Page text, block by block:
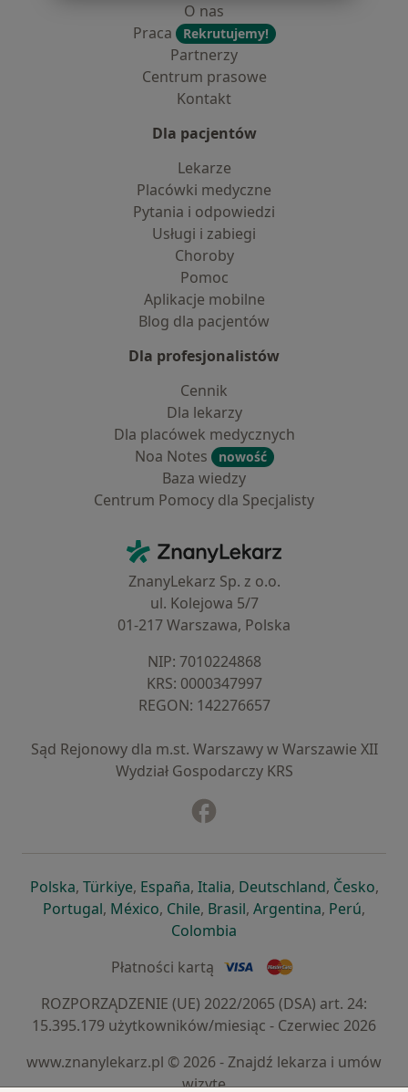
O nas
Praca
Rekrutujemy!
Partnerzy
Centrum prasowe
Kontakt
Dla pacjentów
Lekarze
Placówki medyczne
Pytania i odpowiedzi
Usługi i zabiegi
Choroby
Pomoc
Aplikacje mobilne
Blog dla pacjentów
Dla profesjonalistów
Cennik
Dla lekarzy
Dla placówek medycznych
Noa Notes
nowość
Baza wiedzy
Centrum Pomocy dla Specjalisty
ZnanyLekarz - Strona główna
ZnanyLekarz Sp. z o.o.
ul. Kolejowa 5/7
01-217 Warszawa, Polska
NIP: ⁠7010224868
KRS: ⁠0000347997
REGON: ⁠142276657
Sąd Rejonowy dla m.st. Warszawy w Warszawie XII
Wydział Gospodarczy KRS
Polskaotwiera się w nowej karcie
, Türkiyeotwiera się w nowej karcie
, Españaotwiera się w nowej karcie
, Italiaotwiera się w nowej
, Deutschlandotwiera się
, Česko,
Portugalotwiera się w nowej karcie
, Méxicootwiera się w nowej karcie
, Chileotwiera się w nowej karcie
, Brasilotwiera się w nowej
, Argentinaotwiera się
, Perú,
Colombia
Płatności kartą
ROZPORZĄDZENIE (UE) 2022/2065 (DSA) art. 24:
15.395.179 użytkowników/miesiąc - Czerwiec 2026
www.znanylekarz.pl © 2026 - Znajdź lekarza i umów
wizytę